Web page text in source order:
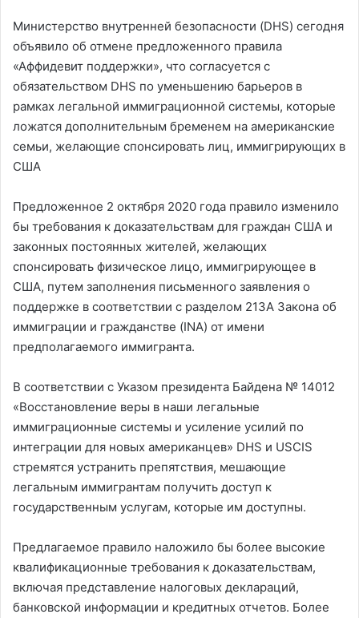
Министерство внутренней безопасности (DHS) сегодня
объявило об отмене предложенного правила
«Аффидевит поддержки», что согласуется с
обязательством DHS по уменьшению барьеров в
рамках легальной иммиграционной системы, которые
ложатся дополнительным бременем на американские
семьи, желающие спонсировать лиц, иммигрирующих в
США
Предложенное 2 октября 2020 года правило изменило
бы требования к доказательствам для граждан США и
законных постоянных жителей, желающих
спонсировать физическое лицо, иммигрирующее в
США, путем заполнения письменного заявления о
поддержке в соответствии с разделом 213A Закона об
иммиграции и гражданстве (INA) от имени
предполагаемого иммигранта.
В соответствии с Указом президента Байдена № 14012
«Восстановление веры в наши легальные
иммиграционные системы и усиление усилий по
интеграции для новых американцев» DHS и USCIS
стремятся устранить препятствия, мешающие
легальным иммигрантам получить доступ к
государственным услугам, которые им доступны.
Предлагаемое правило наложило бы более высокие
квалификационные требования к доказательствам,
включая представление налоговых деклараций,
банковской информации и кредитных отчетов. Более